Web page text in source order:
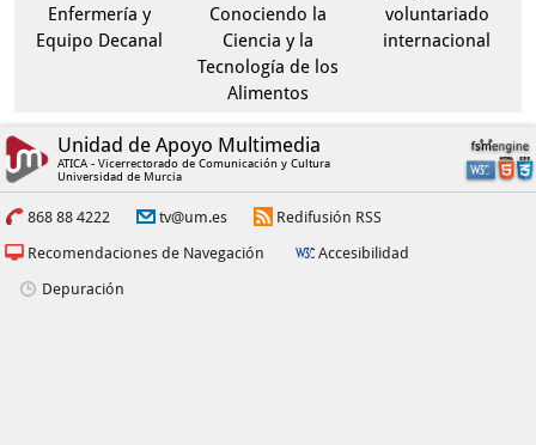
Enfermería y
Equipo Decanal
Conociendo la
Ciencia y la
Tecnología de los
Alimentos
voluntariado
internacional
Unidad de Apoyo Multimedia
ATICA - Vicerrectorado de Comunicación y Cultura
Universidad de Murcia
868 88 4222 tv@um.es
Redifusión RSS
Recomendaciones de Navegación
Accesibilidad
Depuración